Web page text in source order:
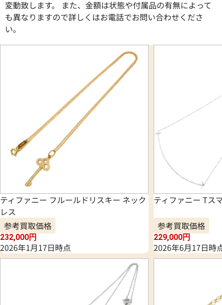
変動致します。 また、金額は状態や付属品の有無によって
も異なりますので詳しくはお電話でお問い合わせくださ
い。
ティファニー フルールドリスキー ネック
レス
参考買取価格
232,000円
2026年1月17日時点
ティファニー Tス
参考買取価格
229,000円
2026年6月17日時